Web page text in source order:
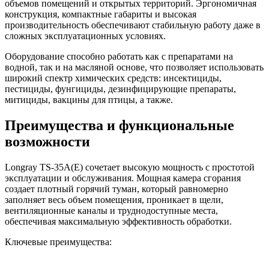
объемов помещений и открытых территорий. Эргономичная
конструкция, компактные габариты и высокая
производительность обеспечивают стабильную работу даже в
сложных эксплуатационных условиях.
Оборудование способно работать как с препаратами на
водной, так и на масляной основе, что позволяет использовать
широкий спектр химических средств: инсектициды,
пестициды, фунгициды, дезинфицирующие препараты,
митициды, вакцины для птицы, а также.
Преимущества и функциональные
возможности
Longray TS-35A(E) сочетает высокую мощность с простотой
эксплуатации и обслуживания. Мощная камера сгорания
создает плотный горячий туман, который равномерно
заполняет весь объем помещения, проникает в щели,
вентиляционные каналы и труднодоступные места,
обеспечивая максимальную эффективность обработки.
Ключевые преимущества: